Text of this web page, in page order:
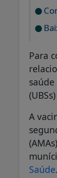
Para
A
Saúde.